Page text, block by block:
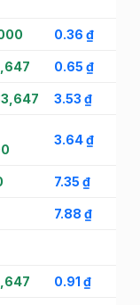
0.36 ₫
0.65 ₫
3.53 ₫
3.64 ₫
7.35 ₫
7.88 ₫
0.91 ₫